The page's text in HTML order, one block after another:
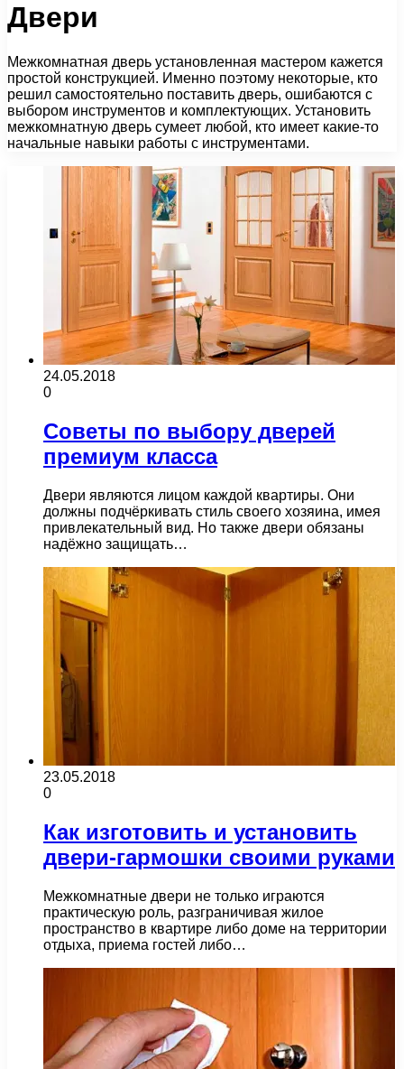
Двери
Межкомнатная дверь установленная мастером кажется
простой конструкцией. Именно поэтому некоторые, кто
решил самостоятельно поставить дверь, ошибаются с
выбором инструментов и комплектующих. Установить
межкомнатную дверь сумеет любой, кто имеет какие-то
начальные навыки работы с инструментами.
24.05.2018
0
Советы по выбору дверей
премиум класса
Двери являются лицом каждой квартиры. Они
должны подчёркивать стиль своего хозяина, имея
привлекательный вид. Но также двери обязаны
надёжно защищать…
23.05.2018
0
Как изготовить и установить
двери-гармошки своими руками
Межкомнатные двери не только играются
практическую роль, разграничивая жилое
пространство в квартире либо доме на территории
отдыха, приема гостей либо…